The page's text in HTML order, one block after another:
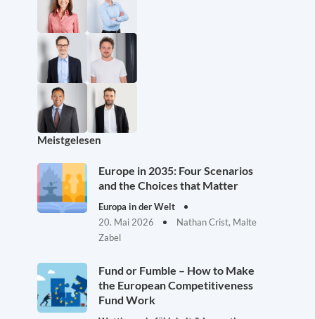
Meistgelesen
Europe in 2035: Four Scenarios
and the Choices that Matter
Europa in der Welt
20. Mai 2026
Nathan Crist, Malte
Zabel
Fund or Fumble – How to Make
the European Competitiveness
Fund Work